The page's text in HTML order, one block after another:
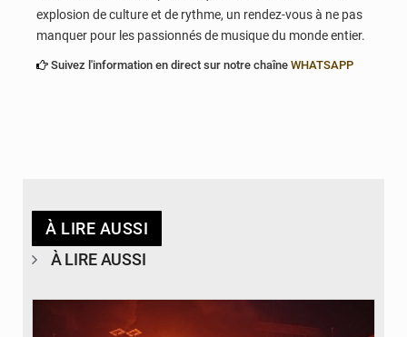
explosion de culture et de rythme, un rendez-vous à ne pas
manquer pour les passionnés de musique du monde entier.
Suivez l'information en direct sur notre chaîne WHATSAPP
À LIRE AUSSI
À LIRE AUSSI